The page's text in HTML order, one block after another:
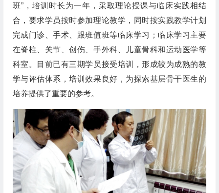
班”，培训时长为一年，采取理论授课与临床实践相结
合，要求学员按时参加理论教学，同时按实践教学计划
完成门诊、手术、跟班值班等临床学习；临床学习主要
在脊柱、关节、创伤、手外科、儿童骨科和运动医学等
科室。目前已有三期学员接受培训，形成较为成熟的教
学与评估体系，培训效果良好，为探索基层骨干医生的
培养提供了重要的参考。